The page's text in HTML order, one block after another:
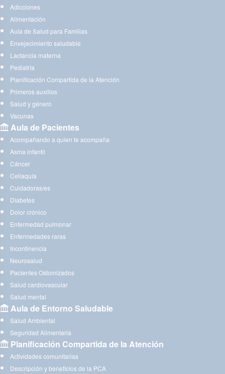
Adicciones
Alimentación
Aula de Salud para Familias
Envejecimiento saludable
Lactancia materna
Pediatría
Planificación Compartida de la Atención
Primeros auxilios
Salud y género
Vacunas
Aula de Pacientes
Acompañando a quien te acompaña
Asma infantil
Cáncer
Celiaquía
Cuidadoras/es
Diabetes
Dolor crónico
Enfermedad pulmonar
Enfermedades raras
Incontinencia
Neurosalud
Pacientes Ostomizados
Salud cardiovascular
Salud mental
Aula de Entorno Saludable
Salud Ambiental
Seguridad Alimentaria
Planificación Compartida de la Atención
Actividades comunitarias
Descripción y beneficios de la PCA